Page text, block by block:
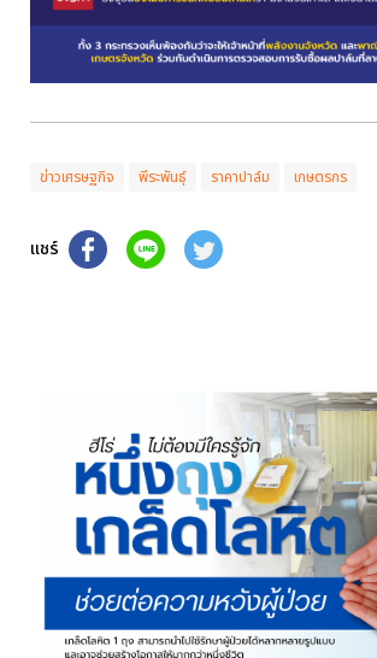
ข่าวเศรษฐกิจ พีระพันธุ์ ราคาปาล์ม เกษตรกร
แชร์